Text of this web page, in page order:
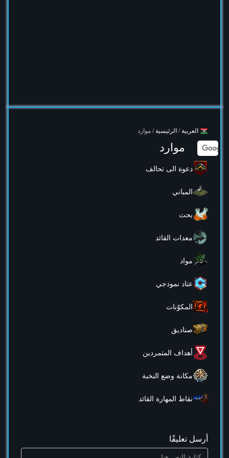
العربية/الرئيسية/ موارد
موارد
دعوة الى تحالف
المباني
بحث
معدات القائد
مواد
عتاد نموذجي
المكوّنات
صناديق
أهداف المتمردين
مكانة وضع النخبة
نقاط المهارة القائد
أرسل تعليقًا